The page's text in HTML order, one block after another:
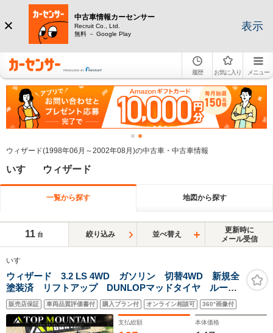
中古車情報カーセンサー
Recruit Co., Ltd.
無料 － Google Play
表示
履歴 お気に入り メニュー
ウィザード(1998年06月～2002年08月)の中古車・中古車情報
いすゞ ウィザード
一覧から探す 地図から探す
11 台 絞り込み 並べ替え
更新時に
メール受信
いすゞ
ウィザード 3.2 LS 4WD ガソリン 切替4WD 新規全
塗装済 リフトアップ DUNLOPマッドタイヤ ルーフ
レール パイオニアSDナビ ワンセグ LEDヘッドライ
ト ETC ダッシュマット Fフォグ タイミングベルト
交換済み
販売店保証 車両品質評価書付 購入プラン付 オンライン相談可 360°画像付
支払総額 本体価格